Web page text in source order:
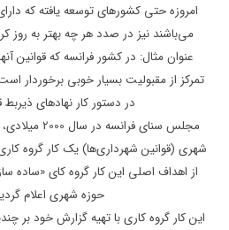
امروزه حتی کشورهای توسعه یافته که
می‌باشند نیز در صدد هر چه بهتر به روز
عنوان مثال: در کشور فرانسه که قوانین
تمرکز از مقبولیت بسیار خوبی برخوردار
در دستور کار نهادهای
مجلس سنای
شهری (قوانین شهرداری‌ها) یک کار گروه
از اهداف اصلی این کار گروه کای «ساده
حوزه شهری اعلام
این کار گروه کاری با تهیه گزارش خود بر